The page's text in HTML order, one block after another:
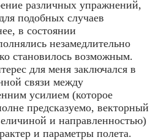
различных упражнений,
подобных случаев
в состоянии
незамедлительно
становилось возможным.
для меня заключался в
связи между
усилием (которое
предсказуемо, векторный
и направленностью)
и параметры полета.